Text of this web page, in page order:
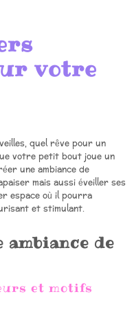
votre
quel rêve pour un
votre petit bout joue un
une ambiance de
mais aussi éveiller ses
espace où il pourra
et stimulant.
ambiance de
et motifs